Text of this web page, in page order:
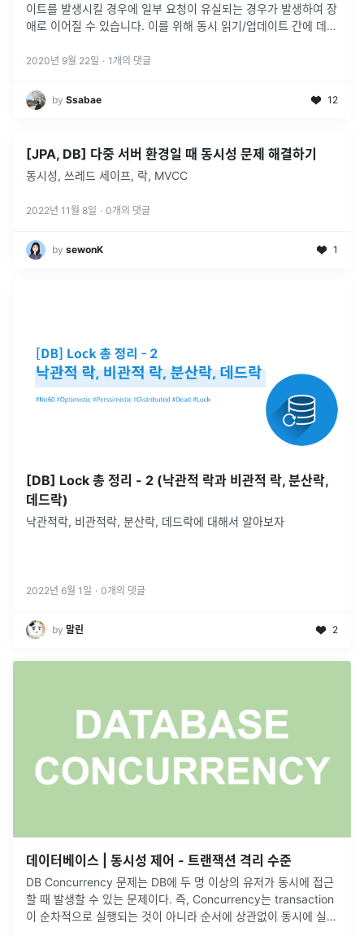
이트를 발생시킬 경우에 일부 요청이 유실되는 경우가 발생하여 장
애로 이어질 수 있습니다. 이를 위해 동시 읽기/업데이트 간에 데이
2020년 9월 22일 · 1 개의 댓글
by Ssabae 12
[JPA, DB] 다중 서버 환경일 때 동시성 문제 해결하기
동시성, 쓰레드 세이프, 락, MVCC
2022년 11월 8일 · 0개의 댓글
by sewonK 1
[DB] Lock 총 정리 - 2 (낙관적 락과 비관적 락, 분산락,
데드락)
낙관적락, 비관적락, 분산락, 데드락에 대해서 알아보자
2022년 6월 1일 · 0개의 댓글
by 말린 2
데이터베이스 | 동시성 제어 - 트랜잭션 격리 수준
DB Concurrency 문제는 DB에 두 명 이상의 유저가 동시에 접근
할 때 발생할 수 있는 문제이다. 즉, Concurrency는 transaction
이 순차적으로 실행되는 것이 아니라 순서에 상관없이 동시에 실행